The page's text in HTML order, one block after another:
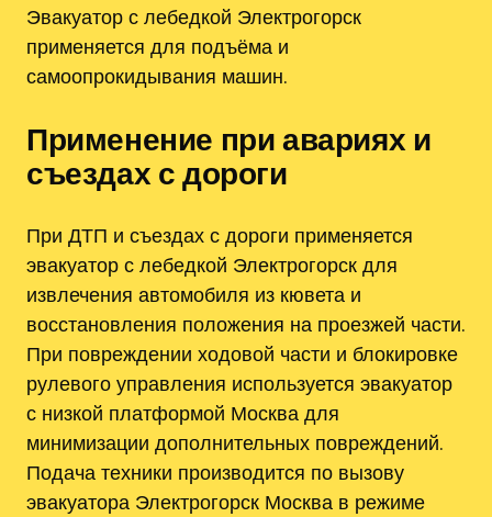
Эвакуатор с лебедкой Электрогорск
применяется для подъёма и
самоопрокидывания машин.
Применение при авариях и
съездах с дороги
При ДТП и съездах с дороги применяется
эвакуатор с лебедкой Электрогорск для
извлечения автомобиля из кювета и
восстановления положения на проезжей части.
При повреждении ходовой части и блокировке
рулевого управления используется эвакуатор
с низкой платформой Москва для
минимизации дополнительных повреждений.
Подача техники производится по вызову
эвакуатора Электрогорск Москва в режиме